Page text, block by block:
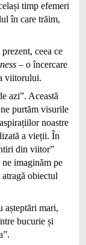
timp efemeri
în care trăim,
ceea ce
– o încercare
viitorului.
azi”. Această
purtăm visurile
noastre
a vieții. În
din viitor”
imaginăm pe
obiectul
așteptări mari,
bucurie și